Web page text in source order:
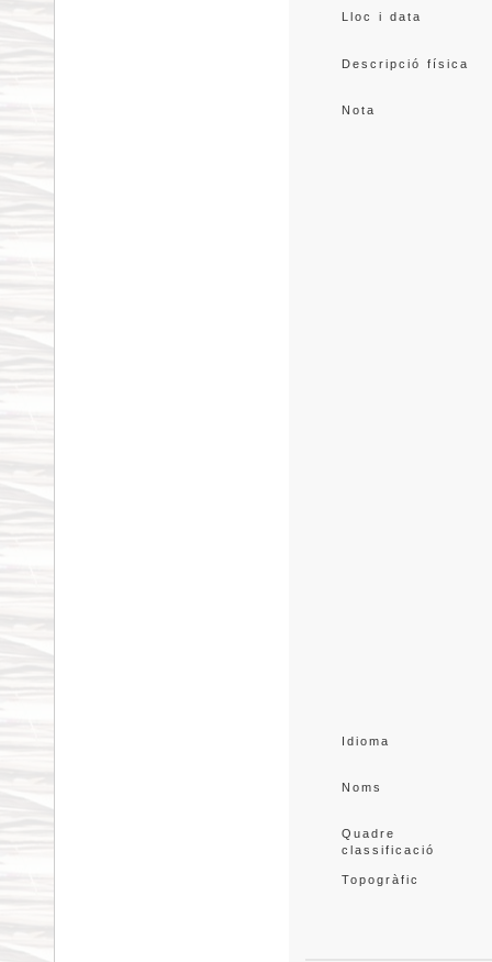
Lloc i data
Descripció física
Nota
Idioma
Noms
Quadre
classificació
Topogràfic